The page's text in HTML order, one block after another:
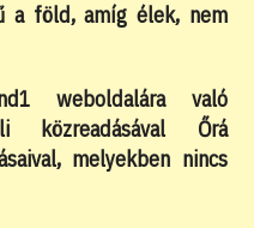
a föld, amíg élek, nem
weboldalára való
közreadásával Őrá
melyekben nincs